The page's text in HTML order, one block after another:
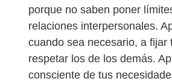
porque no saben poner
relaciones interpersonales.
cuando sea necesario, a fijar
respetar los de los demás.
consciente de tus